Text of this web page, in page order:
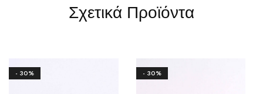
Σχετικά Προϊόντα
- 30% - 30%